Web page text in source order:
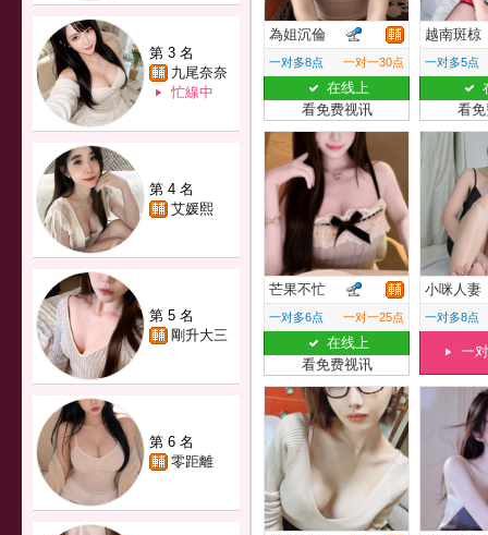
第 3 名
九尾奈奈
忙線中
第 4 名
艾媛熙
第 5 名
剛升大三
第 6 名
零距離
為姐沉倫
一对多8点 一对一30点
在线上
看免费视讯
越南斑椋
一对多5点
看
芒果不忙
一对多6点 一对一25点
在线上
看免费视讯
小咪人妻
一对多8点
一